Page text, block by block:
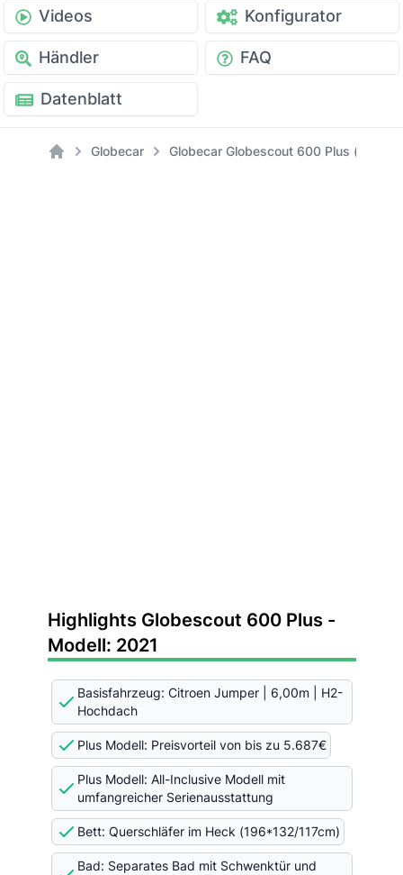
Videos Konfigurator
Händler FAQ
Datenblatt
Globecar Globecar Globescout 600 Plus
Highlights Globescout 600 Plus -
Modell: 2021
Basisfahrzeug: Citroen Jumper | 6,00m | H2-
Hochdach
Plus Modell: Preisvorteil von bis zu 5.687€
Plus Modell: All-Inclusive Modell mit
umfangreicher Serienausstattung
Bett: Querschläfer im Heck (196*132/117cm)
Bad: Separates Bad mit Schwenktür und